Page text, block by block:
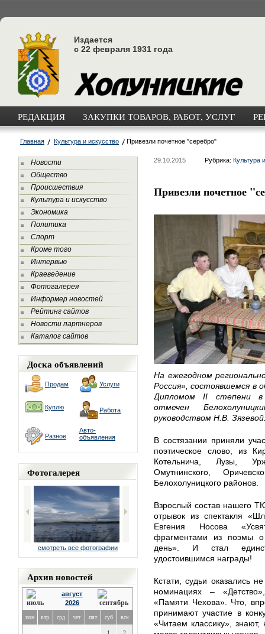
Издается
с 22 февраля 1931 года
РЕДАКЦИЯ ЗАКУПКИ ТОВАРОВ, РАБОТ, УСЛУГ
Главная Культура и искусство Привезли почетное "серебро"
Новости
Общество
Происшествия
Культура и искусство
Экономика
Политика
Спорт
Кроме того
Интервью
Краеведение
Фотогалерея
Информер новостей
Рейтинг сайтов
Новости партнеров
Каталог сайтов
Доска объявлений
Продам Услуги
Куплю Работа
Разное
Авто-
объявления
Фотогалерея
смотреть все фотографии
Архив новостей
август
2026
пон втр срд чет пят суб вск
1 2
29.10.2015 Рубрика: Культура
Привезли почетное
На ежегодном
Россия», состоявшемся в
Дипломом II степени в
отмечен
руководством Н.В.
В состязании приняли
поэтическое слово, из
Котельнича, Лузы,
Омутнинского,
Белохолуницкого районов.
Взрослый состав нашего
отрывок из спектакля
Евгения Носова
фрагментами из поэмы о
день». И стал
удостоившимся награды!
Кстати, судьи оказались
номинациях –
«Памяти Чехова». Что,
принимают участие в
«Читаем классику»,